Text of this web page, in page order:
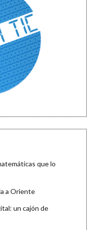
que lo
a Oriente
un cajón de